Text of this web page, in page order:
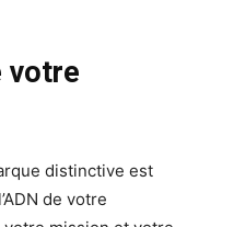
votre
distinctive est
de votre